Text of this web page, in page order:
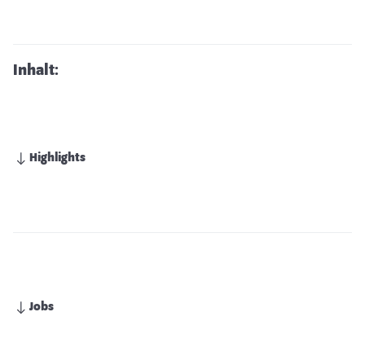
Inhalt:
Highlights
Jobs